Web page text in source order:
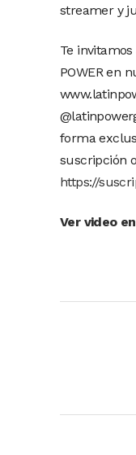
streamer y
Te
POWER en
forma
suscripción
https://
Ver video